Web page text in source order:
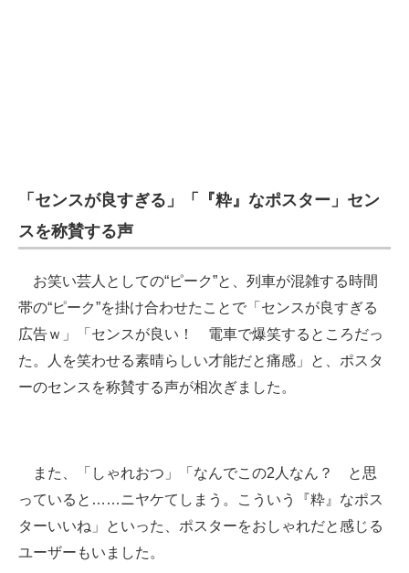
「センスが良すぎる」「『粋』なポスター」セン
スを称賛する声
お笑い芸人としての“ピーク”と、列車が混雑する時間
帯の“ピーク”を掛け合わせたことで「センスが良すぎる
広告ｗ」「センスが良い！ 電車で爆笑するところだっ
た。人を笑わせる素晴らしい才能だと痛感」と、ポスタ
ーのセンスを称賛する声が相次ぎました。
また、「しゃれおつ」「なんでこの2人なん？ と思
っていると……ニヤケてしまう。こういう『粋』なポス
ターいいね」といった、ポスターをおしゃれだと感じる
ユーザーもいました。